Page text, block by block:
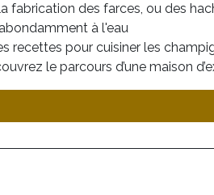
fabrication des farces, ou des
à l'eau
recettes pour cuisiner les
le parcours d’une maison